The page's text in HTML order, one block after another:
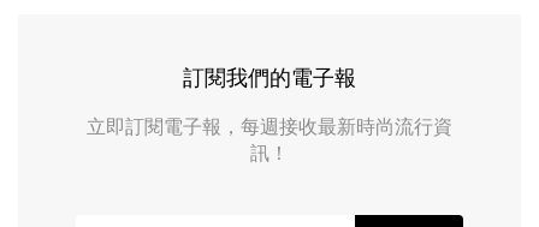
訂閱我們的電子報
立即訂閱電子報，每週接收最新時尚流行資
訊！